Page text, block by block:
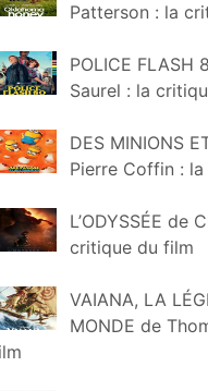
Patterson : la
POLICE FLASH
Saurel : la
DES MINIONS
Pierre Coffin :
L’ODYSSÉE de
critique du film
VAIANA, LA
MONDE de